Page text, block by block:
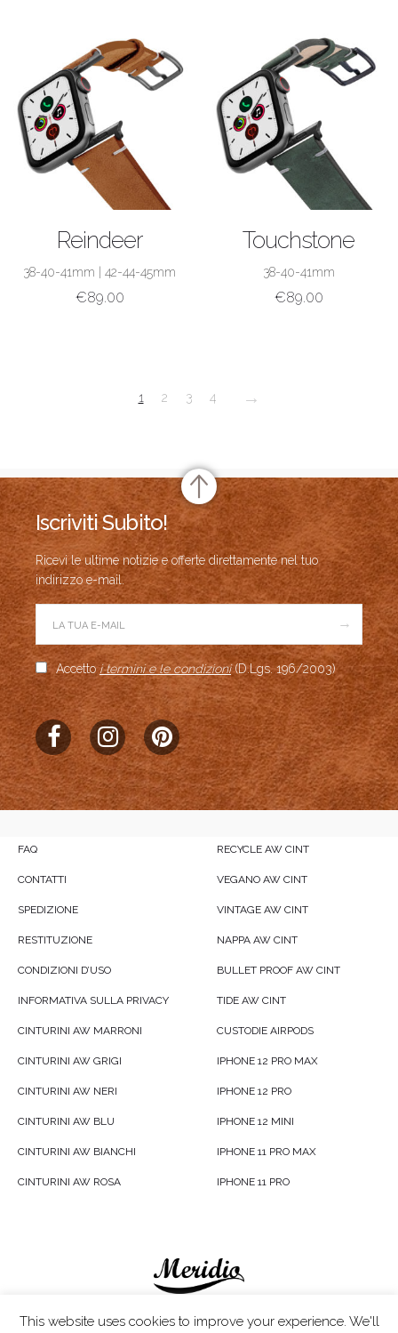
Reindeer
38-40-41mm 42-44-45mm
€89.00
Touchstone
38-40-41mm
€89.00
1 2 3 4 →
Iscriviti Subito!
Ricevi le ultime notizie e offerte direttamente nel tuo
indirizzo e-mail.
→
Accetto i termini e le condizioni(D.Lgs. 196/2003)
FAQ
CONTATTI
SPEDIZIONE
RESTITUZIONE
CONDIZIONI D’USO
INFORMATIVA SULLA PRIVACY
CINTURINI AW MARRONI
CINTURINI AW GRIGI
CINTURINI AW NERI
CINTURINI AW BLU
CINTURINI AW BIANCHI
CINTURINI AW ROSA
RECYCLE AW CINT
VEGANO AW CINT
VINTAGE AW CINT
NAPPA AW CINT
BULLET PROOF AW CINT
TIDE AW CINT
CUSTODIE AIRPODS
IPHONE 12 PRO MAX
IPHONE 12 PRO
IPHONE 12 MINI
IPHONE 11 PRO MAX
IPHONE 11 PRO
Meridio LTD © 2020
This website uses cookies to improve your experience. We'll